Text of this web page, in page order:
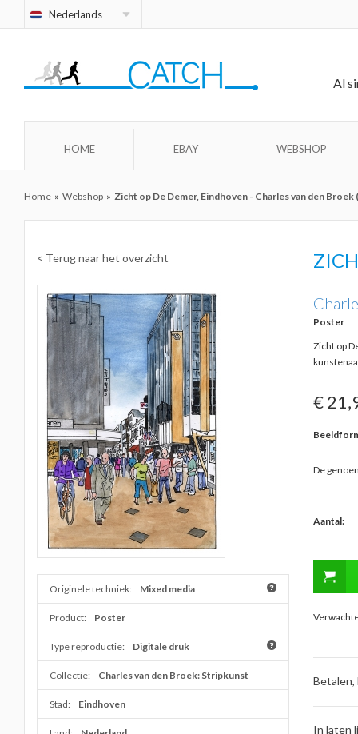
Nederlands
Al
HOME EBAY WEBSHOP
Home » Webshop » Zicht op De Demer, Eindhoven - Charles van den
< Terug naar het overzicht
Originele techniek: Mixed media
Product: Poster
Type reproductie: Digitale druk
Collectie: Charles van den Broek: Stripkunst
Stad: Eindhoven
Poster
Zicht op
€
De
Aantal:
In laten